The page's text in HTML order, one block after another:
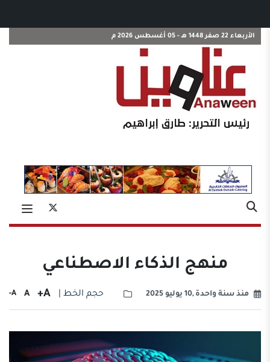
الأربعاء 22 صفر 1448 هـ - 05 أغسطس 2026 م
منهج الذكاء الاصطناعي
منذ سنة واحدة ,10 يوليو 2025 حجم الخط | A+
A
A-